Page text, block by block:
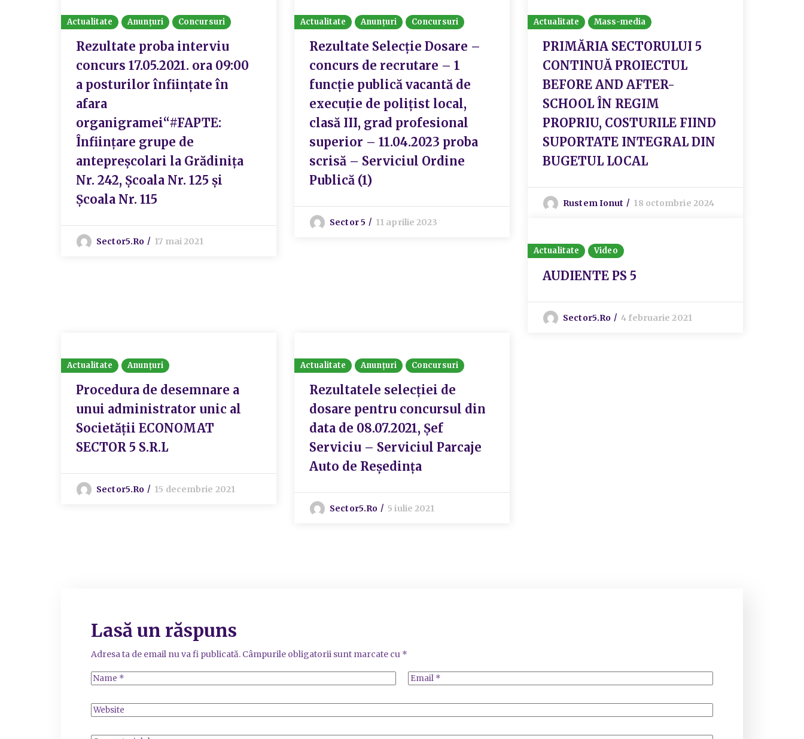
Actualitate Anunțuri Concursuri
Rezultate proba interviu
concurs 17.05.2021. ora 09:00
a posturilor înființate în
afara
organigramei“#FAPTE:
Înființare grupe de
antepreșcolari la Grădinița
Nr. 242, Școala Nr. 125 și
Școala Nr. 115
Sector5.ro 17 mai 2021
Actualitate Anunțuri Concursuri
Rezultate Selecție Dosare –
concurs de recrutare – 1
funcție publică vacantă de
execuție de polițist local,
clasă III, grad profesional
superior – 11.04.2023 proba
scrisă – Serviciul Ordine
Publică (1)
Sector 5 11 aprilie 2023
Actualitate Mass-media
PRIMĂRIA SECTORULUI 5
CONTINUĂ PROIECTUL
BEFORE AND AFTER-
SCHOOL ÎN REGIM
PROPRIU, COSTURILE FIIND
SUPORTATE INTEGRAL DIN
BUGETUL LOCAL
Rustem Ionut 18 octombrie 2024
Actualitate Video
AUDIENTE PS 5
Sector5.ro 4 februarie 2021
Actualitate Anunțuri
Procedura de desemnare a
unui administrator unic al
Societății ECONOMAT
SECTOR 5 S.R.L
Sector5.ro 15 decembrie 2021
Actualitate Anunțuri Concursuri
Rezultatele selecției de
dosare pentru concursul din
data de 08.07.2021, Șef
Serviciu – Serviciul Parcaje
Auto de Reședința
Sector5.ro 5 iulie 2021
Lasă un răspuns
Adresa ta de email nu va fi publicată. Câmpurile obligatorii sunt marcate cu *